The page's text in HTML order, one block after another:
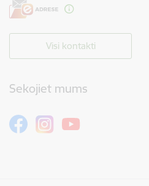
Visi kontakti
Sekojiet mums